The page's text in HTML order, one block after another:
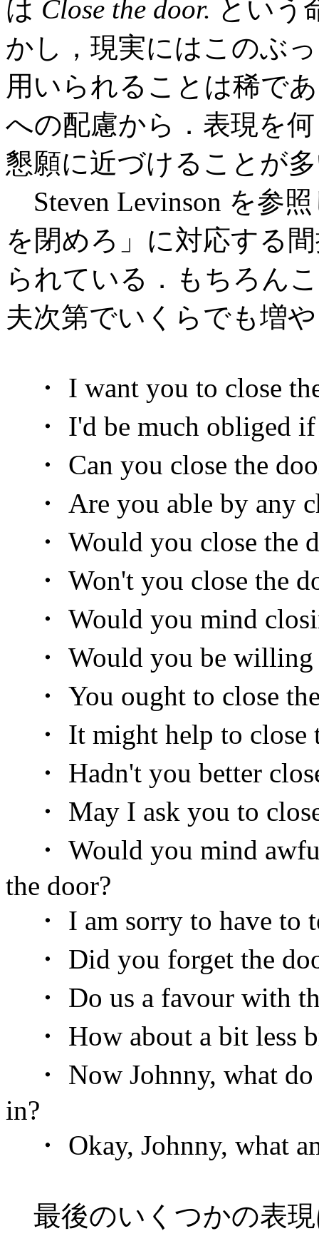
は Close the door. という
かし，現実にはこのぶ
用いられることは稀で
への配慮から．表現を
懇願に近づけることが
Steven Levinson を参
を閉めろ」に対応する
られている．もちろん
夫次第でいくらでも増
・ I want you to close
・ I'd be much obliged if
・ Can you close the
・ Are you able by any
・ Would you close the
・ Won't you close the
・ Would you mind
・ Would you be willing
・ You ought to close
・ It might help to close
・ Hadn't you better
・ May I ask you to
・ Would you mind
the door?
・ I am sorry to have to
・ Did you forget the
・ Do us a favour with
・ How about a bit less
・ Now Johnny, what do
in?
・ Okay, Johnny, what
最後のいくつかの表